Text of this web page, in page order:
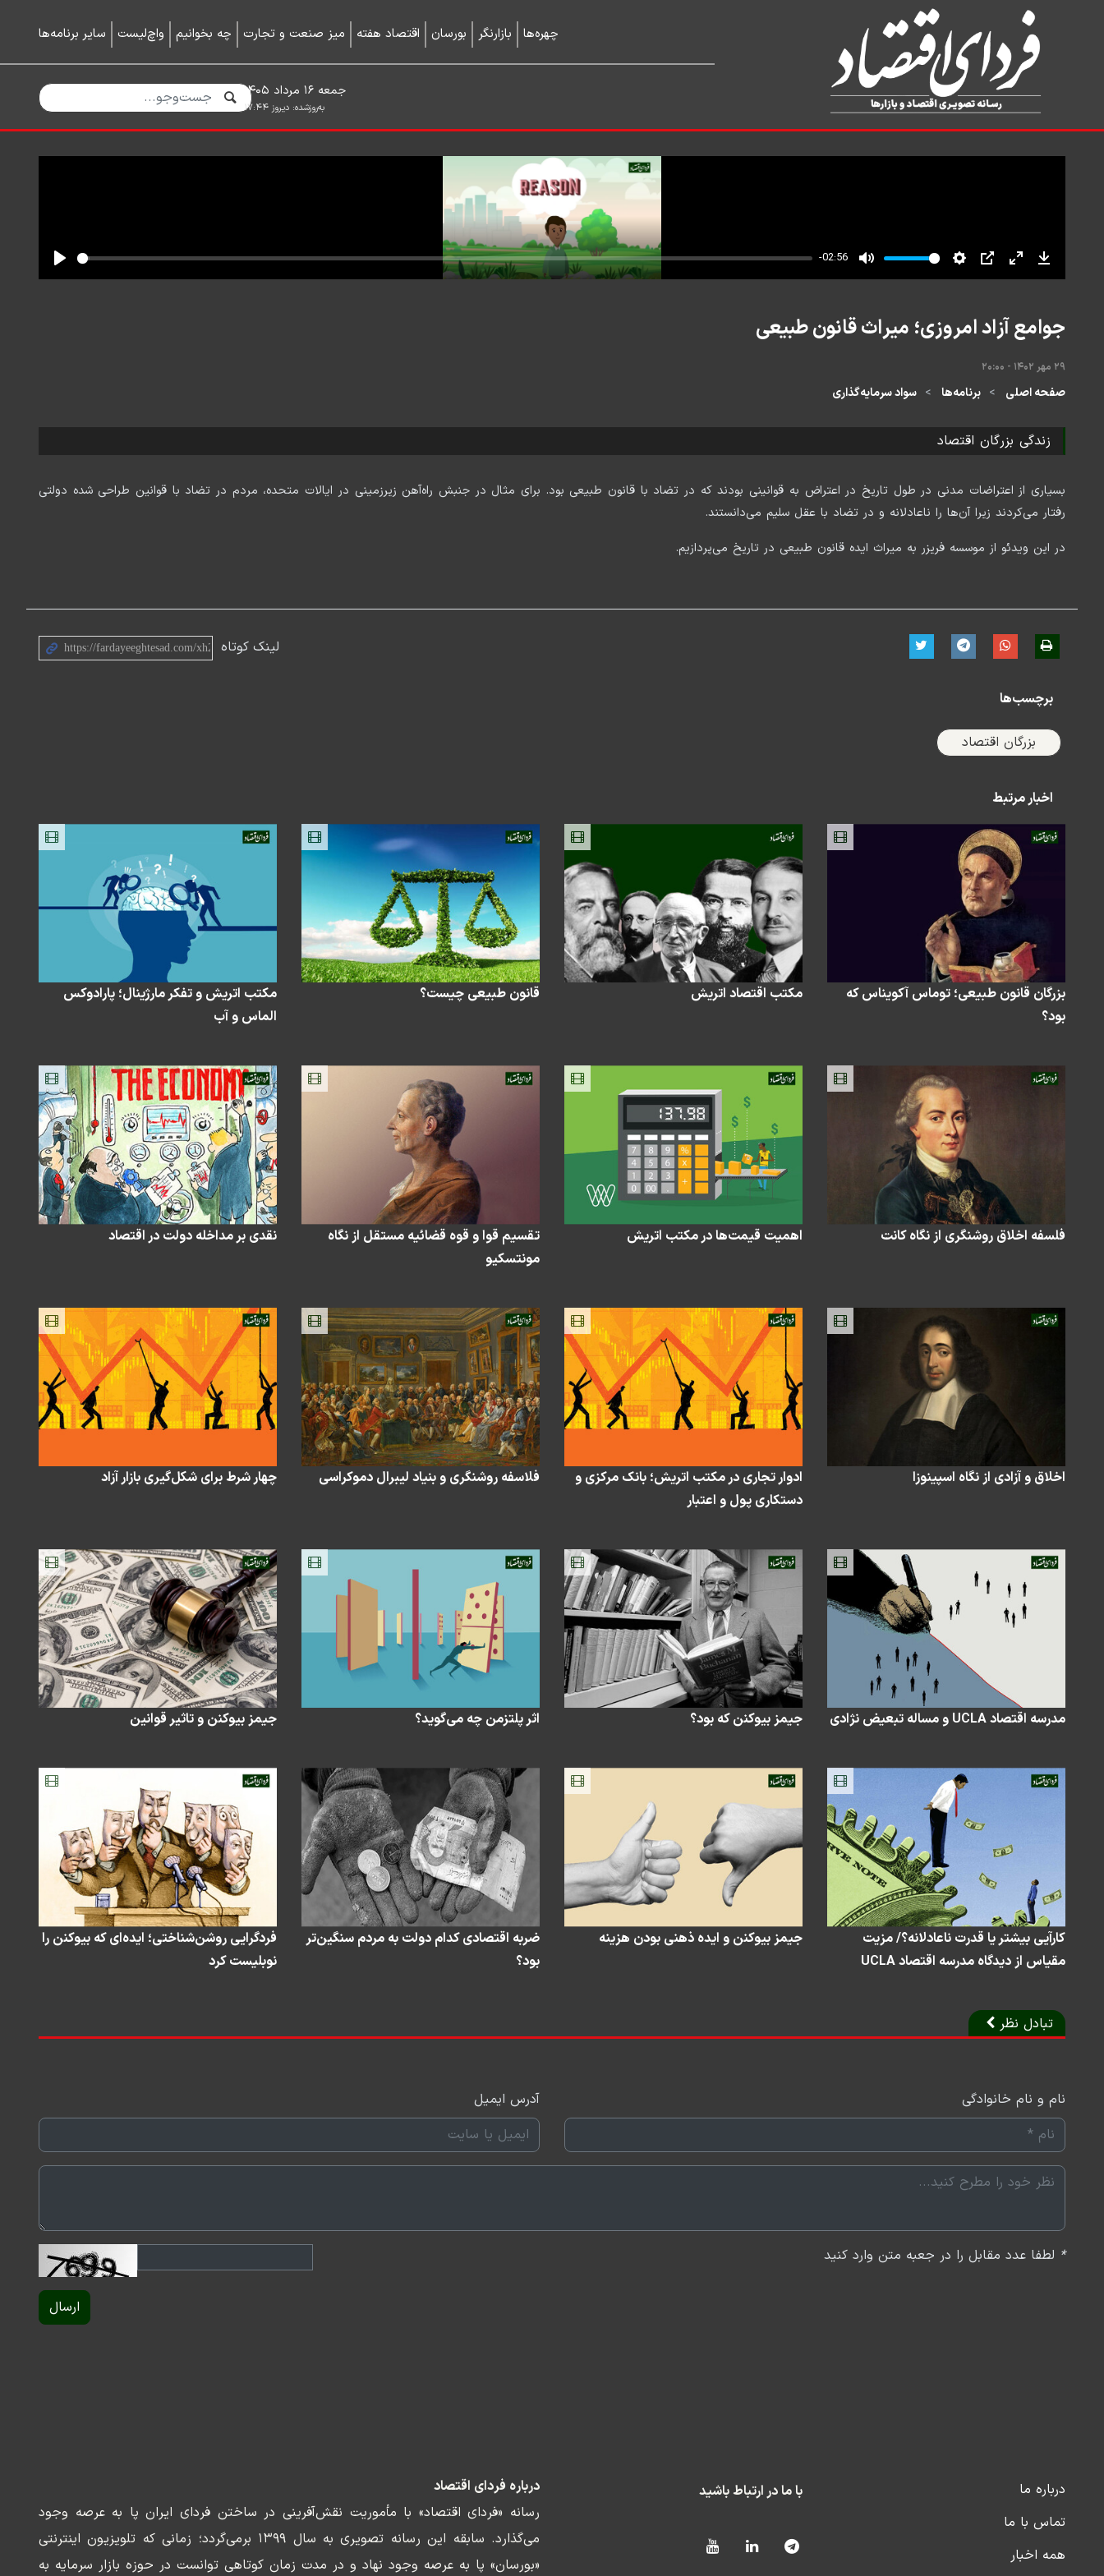
چهره‌ها بازارنگر بورسان اقتصاد هفته میز صنعت و تجارت چه بخوانیم واچ‌لیست سایر برنامه‌ها
به‌روزشده: دیروز ۱۷:۴۴
جمعه ۱۶ مرداد ۱۴۰۵
جوامع آزاد امروزی؛ میراث قانون طبیعی
۲۹ مهر ۱۴۰۲ - ۲۰:۰۰
صفحه اصلی برنامه‌ها سواد سرمایه‌گذاری
زندگی بزرگان اقتصاد
بسیاری از اعتراضات مدنی در طول تاریخ در اعتراض به قوانینی بودند که در تضاد با قانون طبیعی بود. برای مثال در جنبش راه‌آهن زیرزمینی در ایالات متحده، مردم در تضاد با قوانین طراحی شده دولتی
رفتار می‌کردند زیرا آن‌ها را ناعادلانه و در تضاد با عقل سلیم می‌دانستند.
در این ویدئو از موسسه فریزر به میراث ایده قانون طبیعی در تاریخ می‌پردازیم.
لینک کوتاه
برچسب‌ها
بزرگان اقتصاد
اخبار مرتبط
بزرگان قانون طبیعی؛ توماس آکویناس که
بود؟
مکتب اقتصاد اتریش قانون طبیعی چیست؟
مکتب اتریش و تفکر مارژینال؛ پارادوکس
الماس و آب
فلسفه اخلاق روشنگری از نگاه کانت اهمیت قیمت‌ها در مکتب اتریش
تقسیم قوا و قوه قضائیه مستقل از نگاه
مونتسکیو
نقدی بر مداخله دولت در اقتصاد
اخلاق و آزادی از نگاه اسپینوزا
ادوار تجاری در مکتب اتریش؛ بانک مرکزی و
دستکاری پول و اعتبار
فلاسفه روشنگری و بنیاد لیبرال دموکراسی چهار شرط برای شکل‌گیری بازار آزاد
مدرسه اقتصاد UCLA و مساله تبعیض نژادی جیمز بیوکنن که بود؟ اثر پلتزمن چه می‌گوید؟ جیمز بیوکنن و تاثیر قوانین
کارآیی بیشتر یا قدرت ناعادلانه؟/ مزیت
مقیاس از دیدگاه مدرسه اقتصاد UCLA
جیمز بیوکنن و ایده ذهنی بودن هزینه
ضربه اقتصادی کدام دولت به مردم سنگین‌تر
بود؟
فردگرایی روشن‌شناختی؛ ایده‌ای که بیوکنن را
نوبلیست کرد
تبادل نظر
نام و نام خانوادگی آدرس ایمیل
* لطفا عدد مقابل را در جعبه متن وارد کنید
ارسال
درباره ما
تماس با ما
همه اخبار
با ما در ارتباط باشید
درباره فردای اقتصاد
رسانه «فردای اقتصاد» با مأموریت نقش‌آفرینی در ساختن فردای ایران پا به عرصه وجود
می‌گذارد. سابقه این رسانه تصویری به سال ۱۳۹۹ برمی‌گردد؛ زمانی که تلویزیون اینترنتی
«بورسان» پا به عرصه وجود نهاد و در مدت زمان کوتاهی توانست در حوزه بازار سرمایه به